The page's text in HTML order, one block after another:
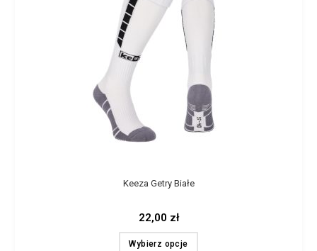
Keeza Getry Białe
22,00 zł
Wybierz opcje